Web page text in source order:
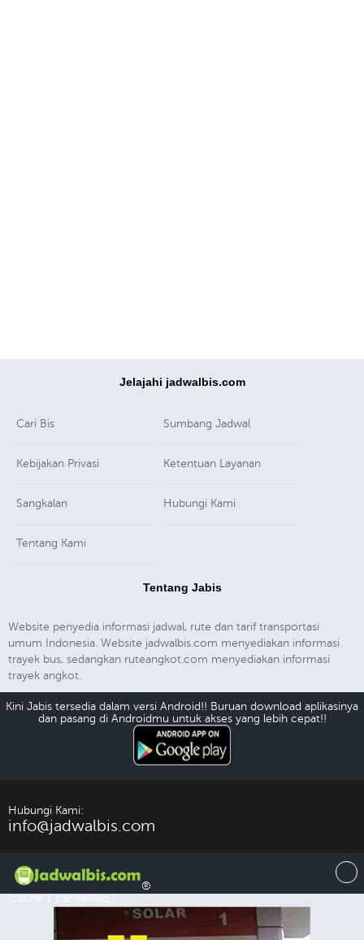
Jelajahi jadwalbis.com
Cari Bis Sumbang Jadwal
Kebijakan Privasi Ketentuan Layanan
Sangkalan Hubungi Kami
Tentang Kami
Tentang Jabis
Website penyedia informasi jadwal, rute dan tarif transportasi
umum Indonesia. Website jadwalbis.com menyediakan informasi
trayek bus, sedangkan ruteangkot.com menyediakan informasi
trayek angkot.
Kini Jabis tersedia dalam versi Android!! Buruan download aplikasinya
dan pasang di Androidmu untuk akses yang lebih cepat!!
Hubungi Kami:
info@jadwalbis.com
®
(cache:1 cacheNeo:)